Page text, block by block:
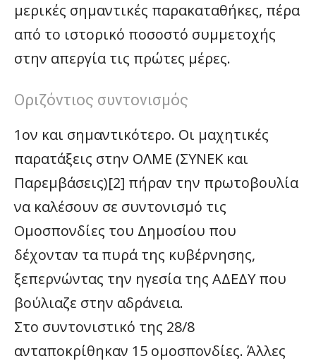
μερικές σημαντικές παρακαταθήκες, πέρα
από το ιστορικό ποσοστό συμμετοχής
στην απεργία τις πρώτες μέρες.
Οριζόντιος συντονισμός
1ον και σημαντικότερο. Οι μαχητικές
παρατάξεις στην ΟΛΜΕ (ΣΥΝΕΚ και
Παρεμβάσεις)[2] πήραν την πρωτοβουλία
να καλέσουν σε συντονισμό τις
Ομοσπονδίες του Δημοσίου που
δέχονταν τα πυρά της κυβέρνησης,
ξεπερνώντας την ηγεσία της ΑΔΕΔΥ που
βούλιαζε στην αδράνεια.
Στο συντονιστικό της 28/8
ανταποκρίθηκαν 15 ομοσπονδίες. Άλλες